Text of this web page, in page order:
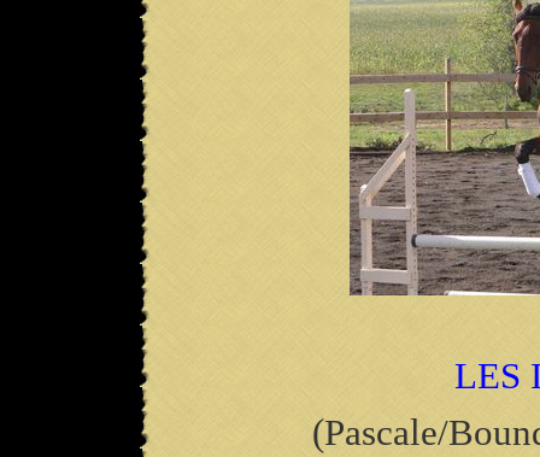
LES
(Pascale/